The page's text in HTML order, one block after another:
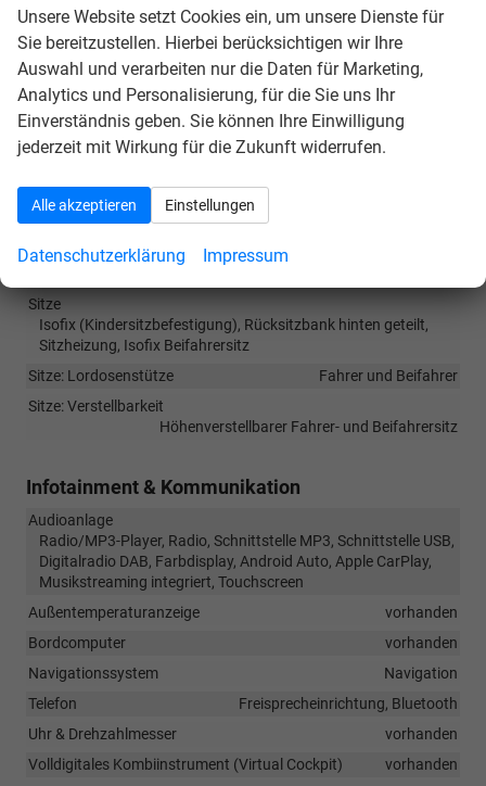
Innen
Armlehnen
Mittelarmlehne, Fahrer
Fensterheber
elektrisch 4-fach
Innenraumfilter
Klimatisierung
Klimaautomatik, 2-Zonen-Klimaautomatik
Lenkrad
in Leder, höhenverstellbar, mit Multifunktionen, mit
Sitze
Isofix (Kindersitzbefestigung), Rücksitzbank hinten geteilt,
Sitzheizung, Isofix Beifahrersitz
Sitze: Lordosenstütze
Fahrer und Beifahrer
Sitze: Verstellbarkeit
Höhenverstellbarer Fahrer- und Beifahrersitz
Infotainment & Kommunikation
Audioanlage
Radio/MP3-Player, Radio, Schnittstelle MP3, Schnittstelle USB,
Digitalradio DAB, Farbdisplay, Android Auto, Apple CarPlay,
Musikstreaming integriert, Touchscreen
Außentemperaturanzeige
vorhanden
Bordcomputer
vorhanden
Navigationssystem
Navigation
Telefon
Freisprecheinrichtung, Bluetooth
Uhr & Drehzahlmesser
vorhanden
Volldigitales Kombiinstrument (Virtual Cockpit)
vorhanden
Unsere Website setzt Cookies ein, um unsere Dienste für
Sie bereitzustellen. Hierbei berücksichtigen wir Ihre
Auswahl und verarbeiten nur die Daten für Marketing,
Analytics und Personalisierung, für die Sie uns Ihr
Einverständnis geben. Sie können Ihre Einwilligung
jederzeit mit Wirkung für die Zukunft widerrufen.
Alle akzeptieren Einstellungen
Datenschutzerklärung Impressum